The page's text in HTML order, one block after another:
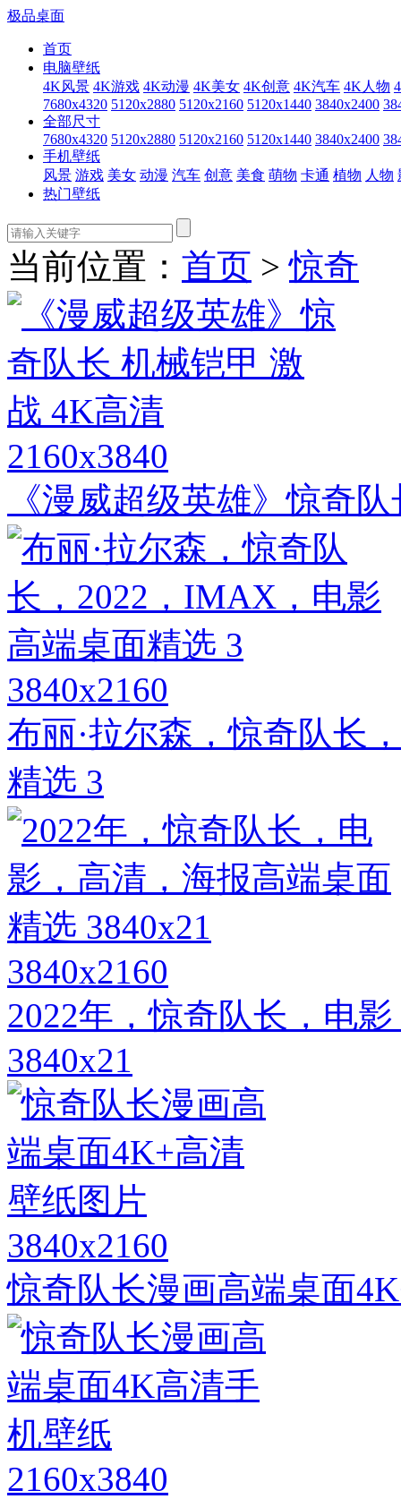
极品桌面
首页
电脑壁纸
4K风景 4K游戏 4K动漫 4K美女 4K创意 4K汽车 4K人物
7680x4320 5120x2880 5120x2160 5120x1440 3840x2400
全部尺寸
7680x4320 5120x2880 5120x2160 5120x1440 3840x2400
手机壁纸
风景 游戏 美女 动漫 汽车 创意 美食 萌物 卡通 植物 人物
热门壁纸
当前位置： 首页 >惊奇
2160x3840
《漫威超级英雄》惊奇
3840x2160
布丽·拉尔森，惊奇队长
精选 3
3840x2160
2022年，惊奇队长，电
3840x21
3840x2160
惊奇队长漫画高端桌面
2160x3840